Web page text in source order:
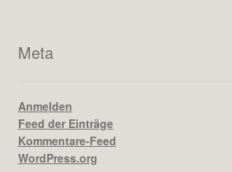
Meta
Anmelden
Feed der Einträge
Kommentare-Feed
WordPress.org